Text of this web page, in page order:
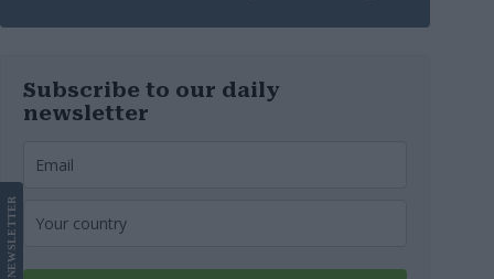
Subscribe to our daily
newsletter
NEWS
LETTER